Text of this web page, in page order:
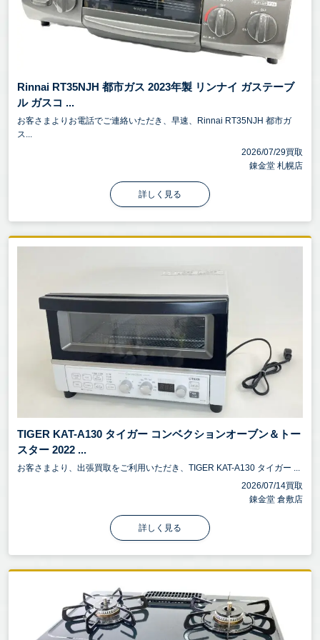
Rinnai RT35NJH 都市ガス 2023年製 リンナイ ガステーブ
ル ガスコ ...
お客さまよりお電話でご連絡いただき、早速、Rinnai RT35NJH 都市ガ
ス...
2026/07/29買取
錬金堂 札幌店
詳しく見る
TIGER KAT-A130 タイガー コンベクションオーブン＆トー
スター 2022 ...
お客さまより、出張買取をご利用いただき、TIGER KAT-A130 タイガー ...
2026/07/14買取
錬金堂 倉敷店
詳しく見る